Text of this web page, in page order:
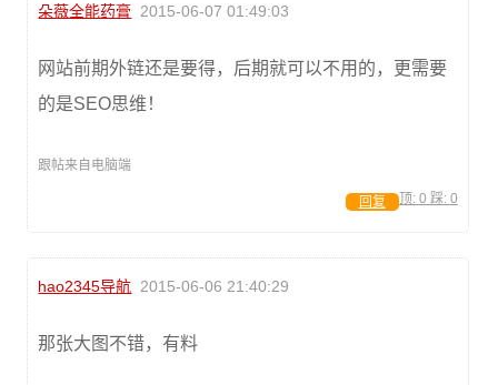
朵薇全能药膏 2015-06-07 01:49:03
网站前期外链还是要得，后期就可以不用的，更需要
的是SEO思维！
跟帖来自电脑端
顶: 0 踩: 0
回复
hao2345导航 2015-06-06 21:40:29
那张大图不错，有料